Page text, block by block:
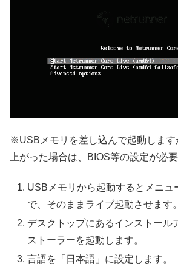
※USBメモリを差し込んで起動します
上がった場合は、BIOS等の設定が必要
USBメモリから起動するとメニュ
で、そのままライブ起動させます。
デスクトップにあるインストール
ストーラーを起動します。
言語を「日本語」に設定します。